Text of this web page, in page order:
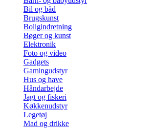
Bil og båd
Brugskunst
Boligindretning
Bøger og kunst
Elektronik
Foto og video
Gadgets
Gamingudstyr
Hus og have
Håndarbejde
Jagt og fiskeri
Køkkenudstyr
Legetøj
Mad og drikke